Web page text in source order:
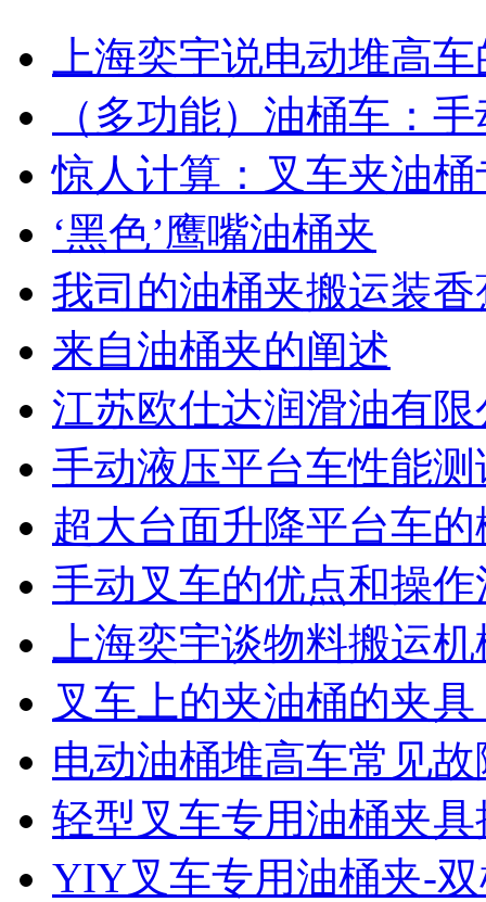
上海奕宇说电动堆高
（多功能）油桶车：
惊人计算：叉车夹油
‘黑色’鹰嘴油桶夹
我司的油桶夹搬运装
来自油桶夹的阐述
江苏欧仕达润滑油有
手动液压平台车性能测
超大台面升降平台车
手动叉车的优点和操
上海奕宇谈物料搬运
叉车上的夹油桶的夹
电动油桶堆高车常见
轻型叉车专用油桶夹
YIY叉车专用油桶夹-